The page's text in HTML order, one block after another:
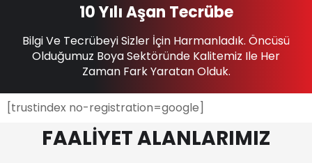
10 Yılı Aşan Tecrübe
Bilgi Ve Tecrübeyi Sizler İçin Harmanladık. Öncüsü
Olduğumuz Boya Sektöründe Kalitemiz Ile Her
Zaman Fark Yaratan Olduk.
[trustindex no-registration=google]
FAALİYET ALANLARIMIZ